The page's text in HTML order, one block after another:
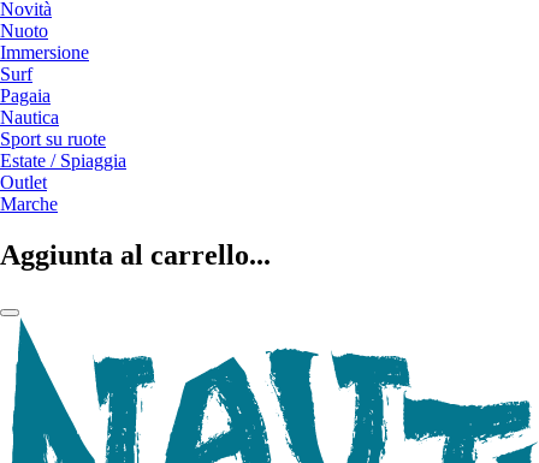
Novità
Nuoto
Immersione
Surf
Pagaia
Nautica
Sport su ruote
Estate / Spiaggia
Outlet
Marche
Aggiunta al carrello...